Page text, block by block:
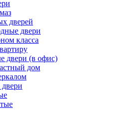
дверей
двери
класса
двери (в офис)
дом